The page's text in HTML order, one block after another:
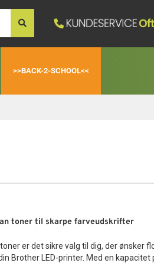
Login
>>BACK-2-SCHOOL<<
toner til skarpe farveudskrifter
er det sikre valg til dig, der ønsker
Brother LED-printer. Med en kapacitet